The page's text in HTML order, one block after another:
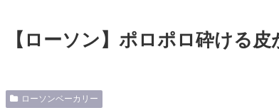
【ローソン】ポロポロ砕ける
ローソンベーカリー